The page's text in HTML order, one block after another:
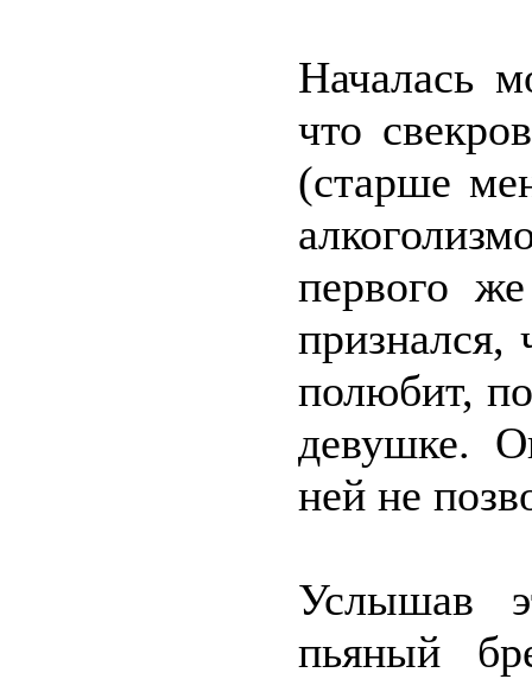
Началась
что
(старше
первого
признался,
полюбит,
девушке.
ней не
Услышав
пьяный